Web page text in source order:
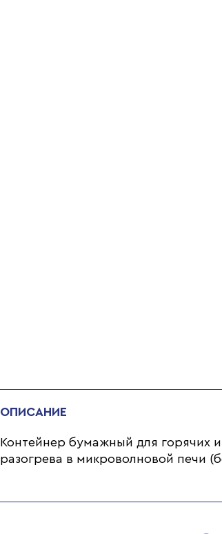
ОПИСАНИЕ
Контейнер бумажный для горячих
разогрева в микроволновой печи